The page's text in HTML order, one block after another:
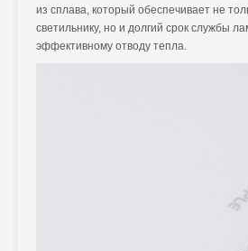
из сплава, который обеспечивает не
светильнику, но и долгий срок службы
эффективному отводу тепла.​